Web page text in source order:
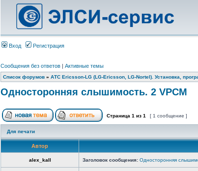
Вход Регистрация
Сообщения без ответов | Активные темы
Список форумов » АТС Ericsson-LG (LG-Ericsson, LG-Nortel). Установка,
Односторонняя слышимость. 2 VPCM
Страница 1 из 1 [ 1 сообщение ]
Для печати
Автор
alex_kall Заголовок сообщения: Односторонняя